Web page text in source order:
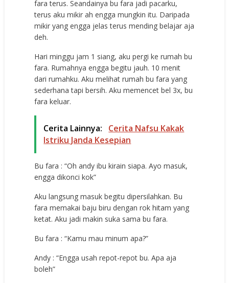
fara terus. Seandainya bu fara jadi pacarku,
terus aku mikir ah engga mungkin itu. Daripada
mikir yang engga jelas terus mending belajar aja
deh.
Hari minggu jam 1 siang, aku pergi ke rumah bu
fara. Rumahnya engga begitu jauh. 10 menit
dari rumahku. Aku melihat rumah bu fara yang
sederhana tapi bersih. Aku memencet bel 3x, bu
fara keluar.
Cerita Lainnya:
Cerita Nafsu Kakak
Istriku Janda Kesepian
Bu fara : “Oh andy ibu kirain siapa. Ayo masuk,
engga dikonci kok”
Aku langsung masuk begitu dipersilahkan. Bu
fara memakai baju biru dengan rok hitam yang
ketat. Aku jadi makin suka sama bu fara.
Bu fara : “Kamu mau minum apa?”
Andy : “Engga usah repot-repot bu. Apa aja
boleh”